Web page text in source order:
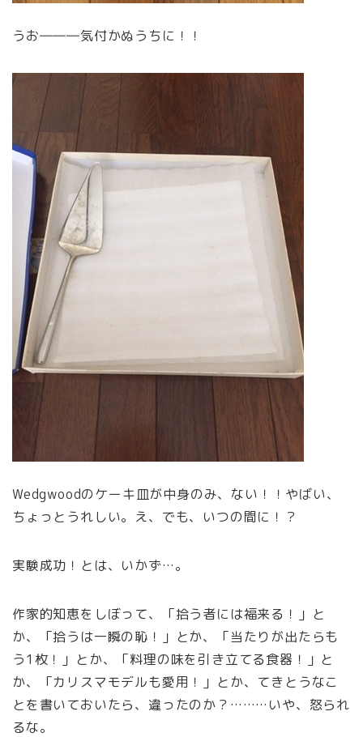
うお―――気付かぬうちに！！
Wedgwoodのケーキ皿が中身のみ、ない！！やばい、
ちょっとうれしい。え、でも、いつの間に！？
実験成功！とは、いかず…。
作家的知恵をしぼって、「拾う者には福来る！」と
か、「拾うは一瞬の恥！」とか、「当たりが出たらも
う1枚！」とか、「料理の味を引き立てる食器！」と
か、「カリスマモデルも愛用！」とか、てきとうなこ
とを書いておいたら、違ったのか？………いや、怒られ
るな。